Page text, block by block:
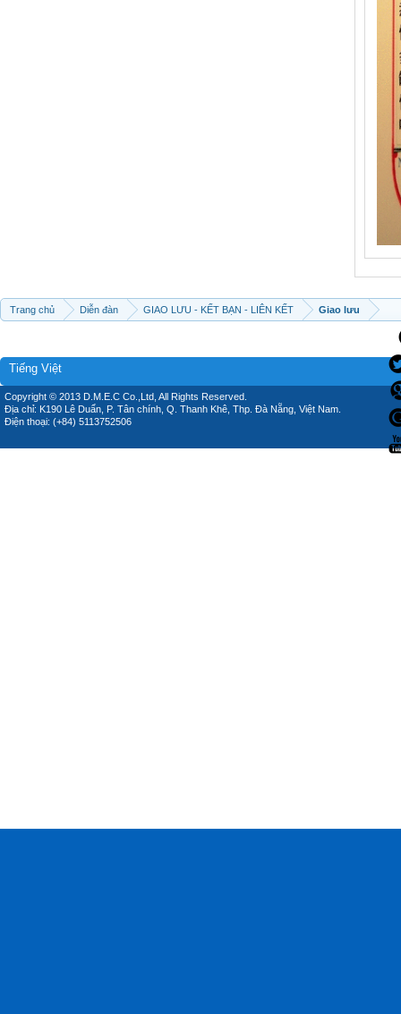
Trang chủ Diễn đàn GIAO LƯU - KẾT BẠN - LIÊN KẾT Giao lưu
Tiếng Việt
Copyright © 2013 D.M.E.C Co.,Ltd, All Rights Reserved.
Địa chỉ: K190 Lê Duẩn, P. Tân chính, Q. Thanh Khê, Thp. Đà Nẵng, Việt Nam.
Điện thoại: (+84) 5113752506